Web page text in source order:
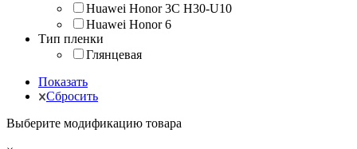
Huawei Honor 3C H30-U10
Huawei Honor 6
Тип пленки
Глянцевая
Показать
Сбросить
Выберите модификацию товара